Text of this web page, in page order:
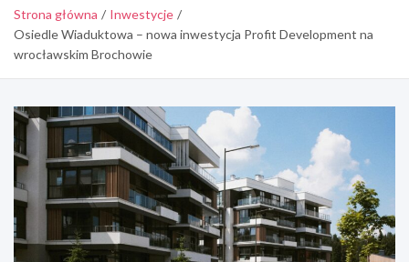
Strona główna
Inwestycje
Osiedle Wiaduktowa – nowa inwestycja Profit Development na
wrocławskim Brochowie